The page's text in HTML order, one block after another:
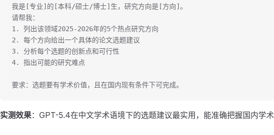
我是[专业]的[本科/硕士/博士]生，研究方向是[方向]。
请帮我：
1. 列出该领域2025-2026年的5个热点研究方向
2. 每个方向给出一个具体的论文选题建议
3. 分析每个选题的创新点和可行性
4. 指出可能的研究难点
要求：选题要有学术价值，且在国内现有条件下可完成。
实测效果：GPT-5.4在中文学术语境下的选题建议最实用，能准确把握国内学